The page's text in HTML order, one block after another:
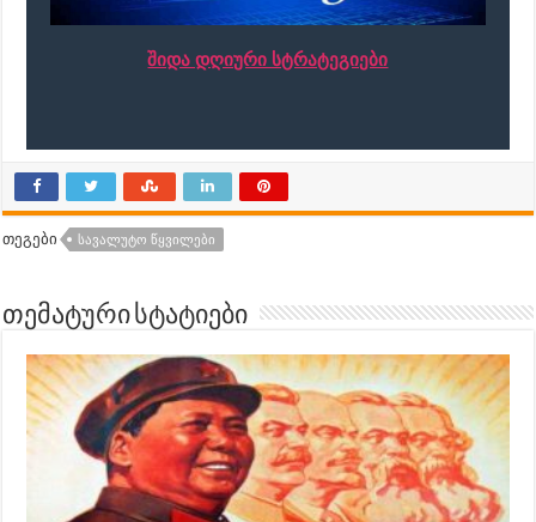
შიდა დღიური სტრატეგიები
თეგები ᲡᲐᲕᲐᲚᲣᲢᲝ ᲬᲧᲕᲘᲚᲔᲑᲘ
თემატური სტატიები